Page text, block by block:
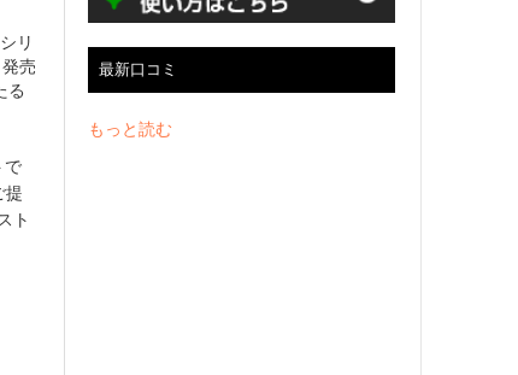
リ
売
る
で
提
ト
最新口コミ
もっと読む